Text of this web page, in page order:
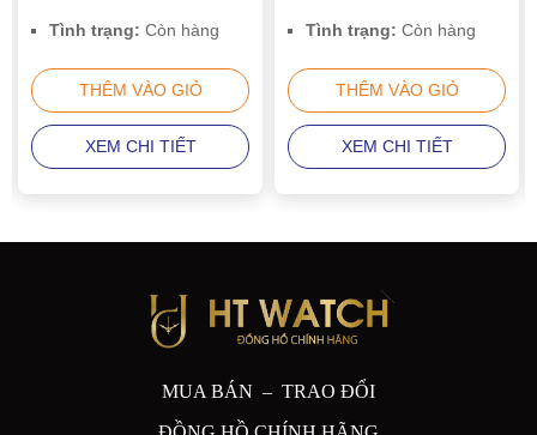
Tình trạng: Còn hàng
THÊM VÀO GIỎ
XEM CHI TIẾT
Tình trạng: Còn hàng
THÊM VÀO GIỎ
XEM CHI TIẾT
MUA BÁN – TRAO ĐỔI